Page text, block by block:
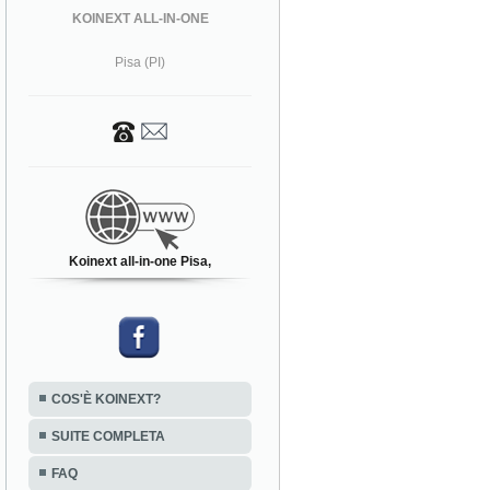
KOINEXT ALL-IN-ONE
Pisa (PI)
Koinext all-in-one Pisa,
COS'È KOINEXT?
SUITE COMPLETA
FAQ